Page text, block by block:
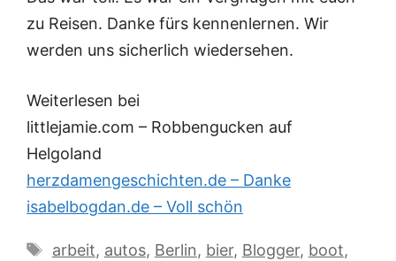
zu Reisen. Danke fürs kennenlernen. Wir
werden uns sicherlich wiedersehen.
Weiterlesen bei
littlejamie.com – Robbengucken auf
Helgoland
herzdamengeschichten.de – Danke
isabelbogdan.de – Voll schön
Schlagwörter
arbeit, autos, Berlin, bier, Blogger, boot,